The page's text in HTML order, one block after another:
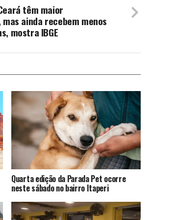
têm maior
ainda recebem menos
mostra IBGE
Quarta edição da Parada Pet ocorre
neste sábado no bairro Itaperi